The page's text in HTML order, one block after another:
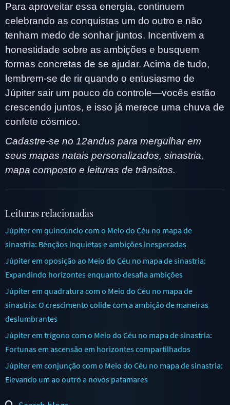
Para aproveitar essa energia, continuem
celebrando as conquistas um do outro e não
tenham medo de sonhar juntos. Incentivem a
honestidade sobre as ambições e busquem
formas concretas de se ajudar. Acima de tudo,
lembrem-se de rir quando o entusiasmo de
Júpiter sair um pouco do controle—vocês estão
crescendo juntos, e isso já merece uma chuva de
confete cósmico.
Cadastre-se no 12andus para mergulhar em
seus mapas natais personalizados, sinastria,
mapa composto e leituras de trânsitos.
Leituras relacionadas
Júpiter em quincúncio com o Meio do Céu no mapa de
sinastria: Bênçãos inquietas e ambições inesperadas
Júpiter em oposição ao Meio do Céu no mapa de sinastria:
Expandindo horizontes enquanto desafia ambições
Júpiter em quadratura com o Meio do Céu no mapa de
sinastria: O crescimento colide com a ambição de maneiras
deslumbrantes
Júpiter em trígono com o Meio do Céu no mapa de sinastria:
Fortunas em ascensão em horizontes compartilhados
Júpiter em conjunção com o Meio do Céu no mapa de sinastria:
Elevando um ao outro a novos patamares